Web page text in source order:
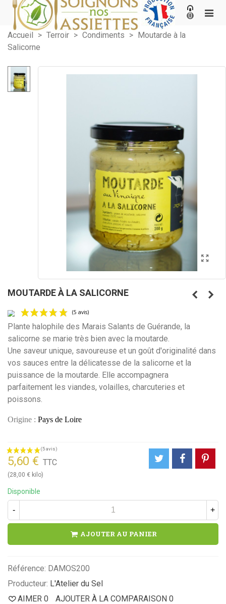
0
Accueil > Terroir > Condiments > Moutarde à la
Salicorne
MOUTARDE À LA SALICORNE
(5 avis)
Plante halophile des Marais Salants de Guérande, la
salicorne se marie très bien avec la moutarde.
Une saveur unique, savoureuse et un goût d'originalité dans
vos sauces entre la délicatesse de la salicorne et la
puissance de la moutarde. Elle accompagnera
parfaitement les viandes, volailles, charcuteries et
poissons.
Origine : Pays de Loire
5,60 € TTC
(28,00 € kilo)
Disponible
- +
AJOUTER AU PANIER
Référence: DAMOS200
Producteur: L'Atelier du Sel
AIMER 0 AJOUTER À LA COMPARAISON 0